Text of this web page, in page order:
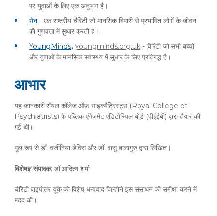
पर युवाओं के लिए एक अनुभाग है।
सेन - एक राष्ट्रीय चैरिटी जो मानसिक बिमारी से प्रभावित लोगों के जीवन
की गुणवत्ता में सुधार करती है।
YoungMinds, youngminds.org.uk - चैरिटी जो सभी बच्चों
और युवाओं के मानसिक स्वास्थ्य में सुधार के लिए प्रतिबद्ध है।
आभार
यह जानकारी रॉयल कॉलेज ऑफ़ साइक्यैट्रिस्ट्स (Royal College of
Psychiatrists) के पब्लिक एंगेजमेंट एडिटोरियल बोर्ड (पीईईबी) द्वारा तैयार की
गई थी।
मूल रूप से डॉ. वर्जीनिया डेविस और डॉ. वासु बालागुरु द्वारा लिखित।
विशेषज्ञ संपादक: डॉ.आदित्य शर्मा
चैरिटी बाइपोलर यूके को विशेष धन्यवाद जिन्होंने इस संसाधन की समीक्षा करने में
मदद की।